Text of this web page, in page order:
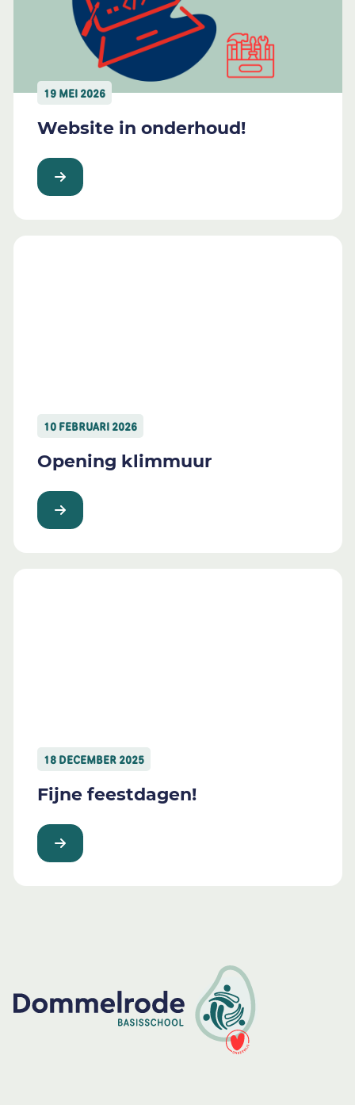
19 MEI 2026
Website in onderhoud!
10 FEBRUARI 2026
Opening klimmuur
18 DECEMBER 2025
Fijne feestdagen!